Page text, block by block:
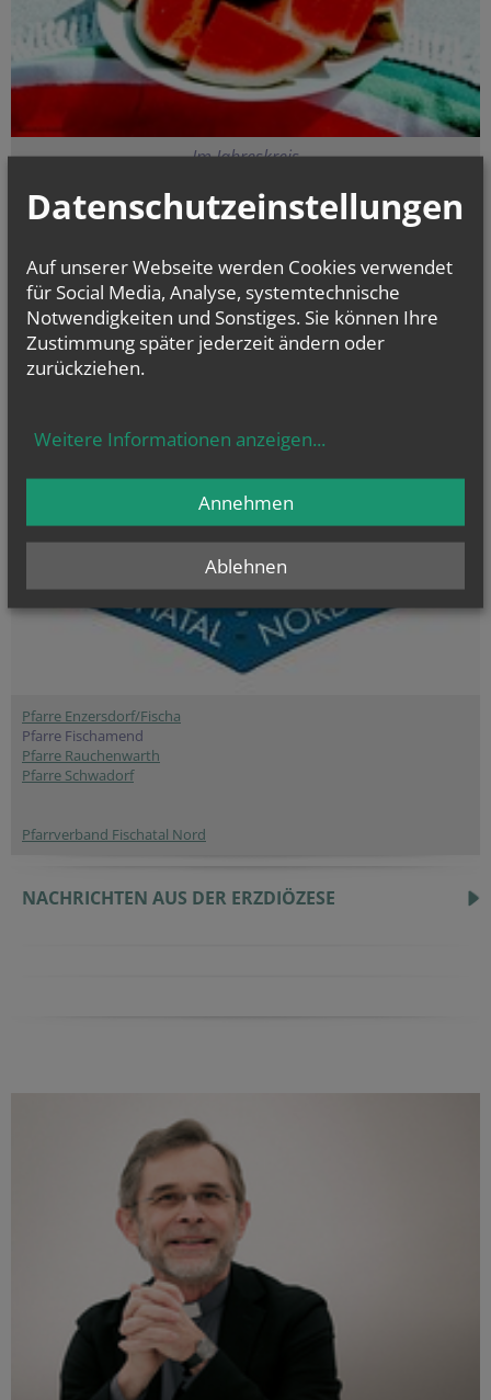
Im Jahreskreis
TERMINE IN FISCHAMEND
Derzeit finden keine
Termine statt.
Pfarre Enzersdorf/Fischa
Pfarre Fischamend
Pfarre Rauchenwarth
Pfarre Schwadorf
Pfarrverband Fischatal Nord
NACHRICHTEN AUS DER ERZDIÖZESE
Datenschutzeinstellungen
Auf unserer Webseite werden Cookies verwendet
für Social Media, Analyse, systemtechnische
Notwendigkeiten und Sonstiges. Sie können Ihre
Zustimmung später jederzeit ändern oder
zurückziehen.
Weitere Informationen anzeigen...
Ablehnen
Annehmen